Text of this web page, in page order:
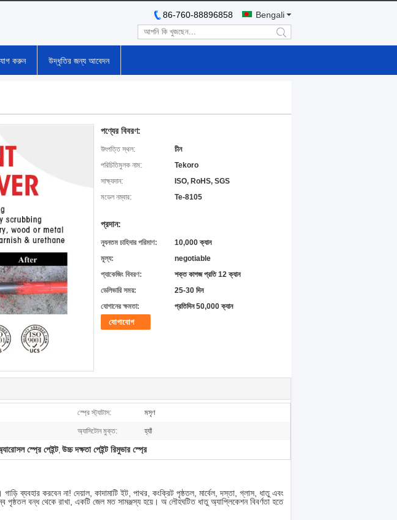
Bengali
86-760-88896858
search
করুন উদ্ধৃতির জন্য আবেদন
পণ্যের বিবরণ:
উৎপত্তি স্থল:
চীন
পরিচিতিমুলক নাম:
Tekoro
সাক্ষ্যদান:
ISO, RoHS, SGS
মডেল নম্বার:
Te-8105
প্রদান:
ন্যূনতম চাহিদার পরিমাণ:
10,000 ক্যান
মূল্য:
negotiable
প্যাকেজিং বিবরণ:
শক্ত কাগজ প্রতি 12 ক্যান
ডেলিভারি সময়:
25-30 দিন
যোগানের ক্ষমতা:
প্রতিদিন 50,000 ক্যান
যোগাযোগ
স্প্রে স্ট্যাটাস: মসৃণ
অ্যাসিটোন মুক্ত: হ্যাঁ
স্প্রে পেইন্ট, উচ্চ দক্ষতা পেইন্ট রিমুভার স্প্রে
গাড়ি ব্যবহার করবেন না! দেয়াল, কাদামাটি ইট, পাথর, কংক্রিট পৃষ্ঠতল, মার্বেল, দস্তা, গ্লাস, ধাতু এবং
পৃষ্ঠতল বন্ধ থেকে রাখা, একটি জেল মত সামঞ্জস্য হয়ে। অ লৌহঘটিত ধাতু অ্যাপ্লিকেশন বিবর্ণতা হতে